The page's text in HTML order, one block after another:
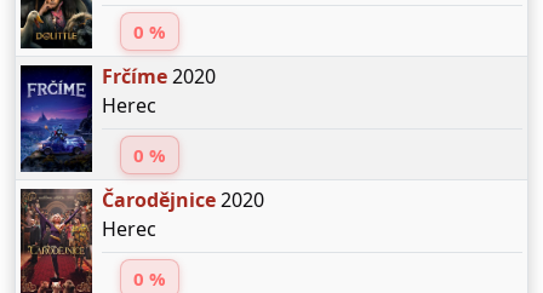
0 %
Frčíme2020
Herec
0 %
Čarodějnice2020
Herec
0 %